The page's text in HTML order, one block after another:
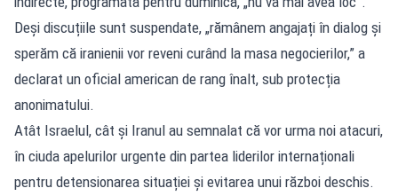
Deși discuțiile sunt suspendate, „rămânem angajați în dialog și
sperăm că iranienii vor reveni curând la masa negocierilor,” a
declarat un oficial american de rang înalt, sub protecția
anonimatului.
Atât Israelul, cât și Iranul au semnalat că vor urma noi atacuri,
în ciuda apelurilor urgente din partea liderilor internaționali
pentru detensionarea situației și evitarea unui război deschis.